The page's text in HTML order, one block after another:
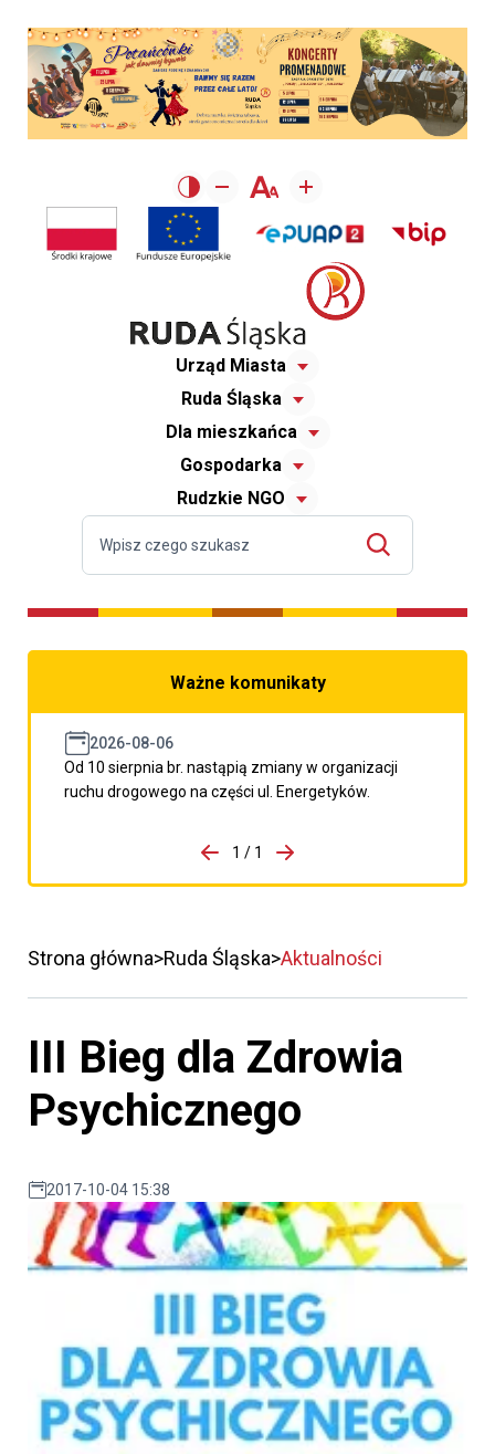
Urząd Miasta
Ruda Śląska
Dla mieszkańca
Gospodarka
Rudzkie NGO
Ważne komunikaty
2026-08-06
Od 10 sierpnia br. nastąpią zmiany w organizacji
ruchu drogowego na części ul. Energetyków.
porzpedniego komunikatu
1 / 1
Przejdź do następnego
Strona główna Ruda Śląska Aktualności
III Bieg dla Zdrowia
Psychicznego
2017-10-04 15:38